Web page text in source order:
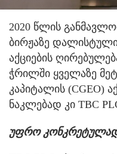
2020 წლის
ბირჟაზე
აქციების
ჭრილში ყველაზე
კაპიტალის (CGEO)
ნაკლებად კი TBC
უფრო